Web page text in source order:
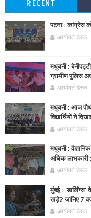
RECENT
पटना : कांग्रेस
आर्यावर्त डेस्क
मधुबनी :
ग्रामीण पुलिस
आर्यावर्त डेस्क
मधुबनी : आज
विद्यार्थियों ने
आर्यावर्त डेस्क
मधुबनी :
अधिक लाभकारी
आर्यावर्त डेस्क
मुंबई : 'डार्लिंग्स'
खड़े? जानिए 7
आर्यावर्त डेस्क